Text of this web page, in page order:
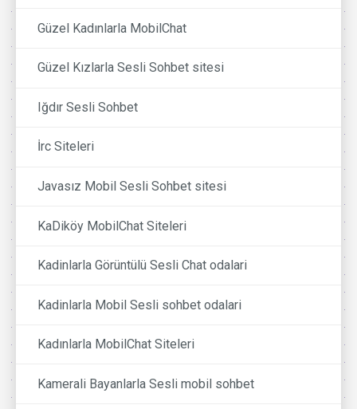
Güzel Kadınlarla MobilChat
Güzel Kızlarla Sesli Sohbet sitesi
Iğdır Sesli Sohbet
İrc Siteleri
Javasız Mobil Sesli Sohbet sitesi
KaDiköy MobilChat Siteleri
Kadinlarla Görüntülü Sesli Chat odalari
Kadinlarla Mobil Sesli sohbet odalari
Kadınlarla MobilChat Siteleri
Kamerali Bayanlarla Sesli mobil sohbet